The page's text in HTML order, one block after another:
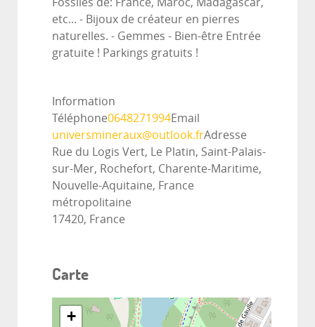
Fossiles de: France, Maroc, Madagascar,
etc... - Bijoux de créateur en pierres
naturelles. - Gemmes - Bien-être Entrée
gratuite ! Parkings gratuits !
Information
Téléphone0648271994Email
universmineraux@outlook.frAdresse
Rue du Logis Vert, Le Platin, Saint-Palais-
sur-Mer, Rochefort, Charente-Maritime,
Nouvelle-Aquitaine, France
métropolitaine
17420, France
Carte
+